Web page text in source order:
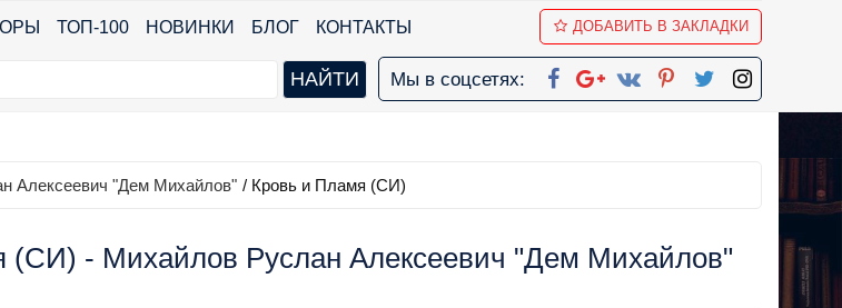
ТОП-100 НОВИНКИ БЛОГ КОНТАКТЫ ДОБАВИТЬ В ЗАКЛАДКИ
Мы в соцсетях:
Алексеевич "Дем Михайлов" / Кровь и Пламя (СИ)
(СИ) - Михайлов Руслан Алексеевич "Дем Михайлов"